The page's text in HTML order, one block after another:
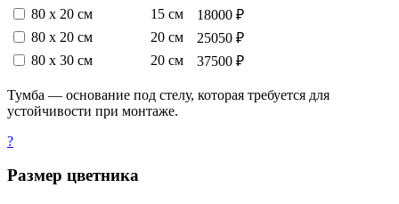
80 х 20 см
15 см
18000 ₽
80 х 20 см
20 см
25050 ₽
80 х 30 см
20 см 37500 ₽
Тумба — основание под стелу, которая требуется для
устойчивости при монтаже.
?
Размер цветника